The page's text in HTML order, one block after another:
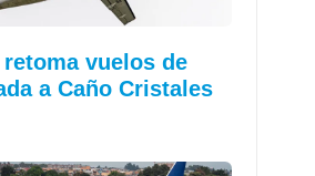
vuelos de
a Caño Cristales